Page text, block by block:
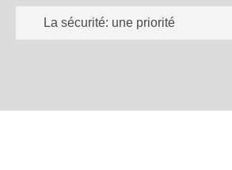
La sécurité: une priorité